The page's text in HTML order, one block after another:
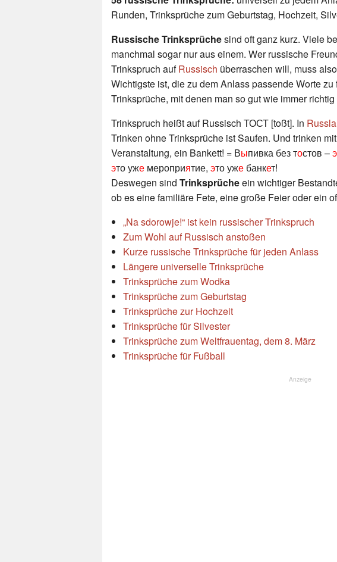
Runden, Trinksprüche zum Geburtstag, Hochzeit,
Russische Trinksprüchesind oft ganz kurz. Viele
manchmal sogar nur aus einem. Wer russische
Trinkspruch aufRussisch überraschen will, muss
Wichtigste ist, die zu dem Anlass passende Worte
Trinksprüche, mit denen man so gut wie immer richtig
Trinkspruch heißt auf Russisch ТОСТ [toßt]. In
Trinken ohne Trinksprüche ist Saufen. Und trinken
Veranstaltung, ein Bankett! = Выпивка без тостов –э
это уже мероприятие, это уже банкет!
Deswegen sind Trinksprücheein wichtiger
ob es eine familiäre Fete, eine große Feier oder ein
„Na sdorowje!“ ist kein russischer Trinkspruch
Zum Wohl auf Russisch anstoßen
Kurze russische Trinksprüche für jeden Anlass
Längere universelle Trinksprüche
Trinksprüche zum Wodka
Trinksprüche zum Geburtstag
Trinksprüche zur Hochzeit
Trinksprüche für Silvester
Trinksprüche zum Weltfrauentag, dem 8. März
Trinksprüche für Fußball
Anzeige